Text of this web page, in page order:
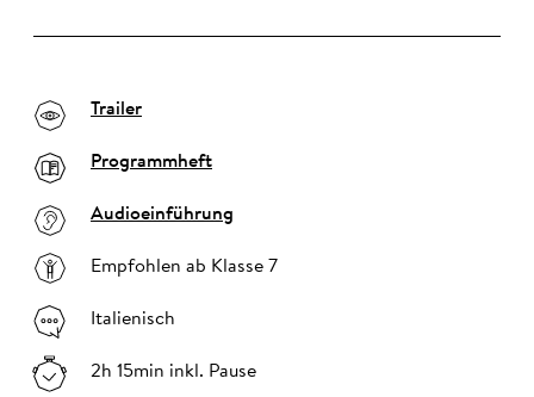
Trailer
Programmheft
Audioeinführung
Empfohlen ab Klasse 7
Italienisch
2h 15min inkl. Pause